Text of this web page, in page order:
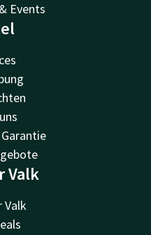
Events
Valk
Valk